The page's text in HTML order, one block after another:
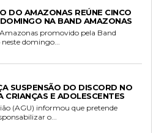
DO AMAZONAS REÚNE CINCO
NA BAND AMAZONAS
promovido pela Band
domingo...
SUSPENSÃO DO DISCORD NO
CRIANÇAS E ADOLESCENTES
(AGU) informou que pretende
o...